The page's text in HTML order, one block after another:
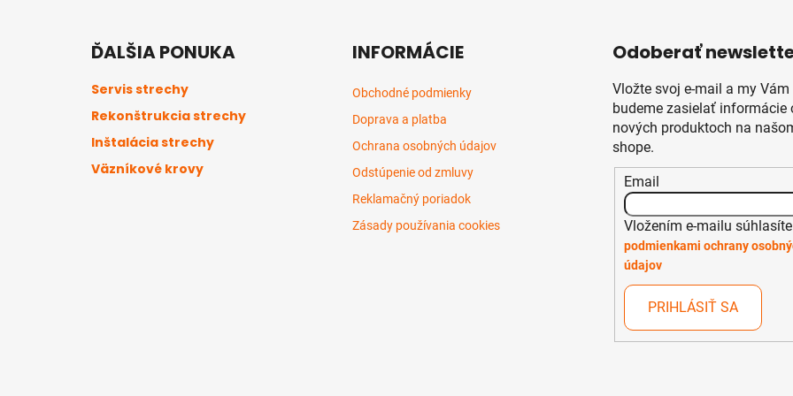
ĎALŠIA PONUKA
Servis strechy
Rekonštrukcia strechy
Inštalácia strechy
Väzníkové krovy
INFORMÁCIE
Obchodné podmienky
Doprava a platba
Ochrana osobných údajov
Odstúpenie od zmluvy
Reklamačný poriadok
Zásady používania cookies
Odoberať
Vložte svoj e-mail a my Vám
budeme zasielať informácie
nových produktoch na
shope.
Email
Vložením e-mailu
podmienkami ochrany
údajov
PRIHLÁSIŤ SA